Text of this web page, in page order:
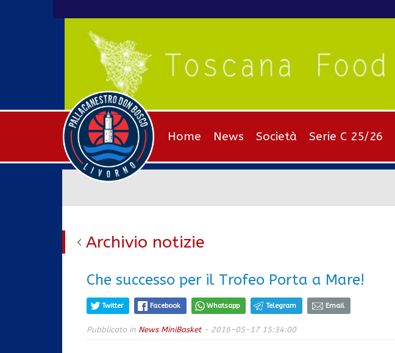
Home News Società Serie C 25/26
Archivio notizie
Che successo per il Trofeo Porta a Mare!
Twitter Facebook Whatsapp Telegram Email
Pubblicato in News MiniBasket- 2016-05-17 15:34:00